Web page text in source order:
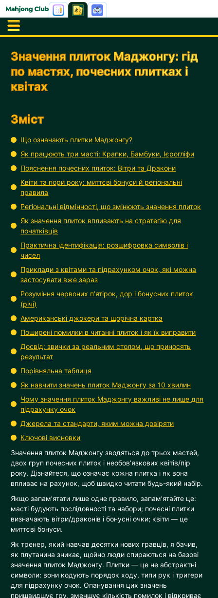
Значення плиток Маджонгу: гід
по мастях, почесних плитках і
квітах
Зміст
Що означають плитки Маджонгу?
Як працюють три масті: Крапки, Бамбуки, Ієрогліфи
Пояснення почесних плиток: Вітри та Дракони
Квіти та пори року: миттєві бонуси й регіональні
правила
Регіональні відмінності, що змінюють значення плиток
Як значення плиток впливають на стратегію для
початківців
Практична ідентифікація: розшифровка символів і
чисел
Приклади з квітами та підрахунком очок, які можна
застосувати вже зараз
Розуміння червоних п’ятірок, дор і бонусних плиток
(річі)
Американські джокери та щорічна картка
Поширені помилки в читанні плиток і як їх виправити
Досвід: звички за реальним столом, що приносять
результат
Порівняльна таблиця
Як навчити значень плиток Маджонгу за 10 хвилин
Чому значення плиток Маджонгу важливі не лише для
підрахунку очок
Джерела та стандарти, яким можна довіряти
Ключові висновки
Значення плиток Маджонгу зводяться до трьох мастей,
двох груп почесних плиток і необов’язкових квітів/пір
року. Дізнайтеся, що означає кожна плитка і як вона
впливає на рахунок, щоб швидко читати будь-який набір.
Якщо запам’ятати лише одне правило, запам’ятайте це:
масті будують послідовності та набори; почесні плитки
визначають вітри/драконів і бонусні очки; квіти — це
миттєві бонуси.
Як тренер, який навчав десятки нових гравців, я бачив,
як плутанина зникає, щойно люди спираються на базові
значення плиток Маджонгу. Плитки — це не абстрактні
символи: вони кодують порядок ходу, типи рук і тригери
для підрахунку очок. Опанування цих значень
пришвидшує гру, зменшує кількість помилок і відкриває